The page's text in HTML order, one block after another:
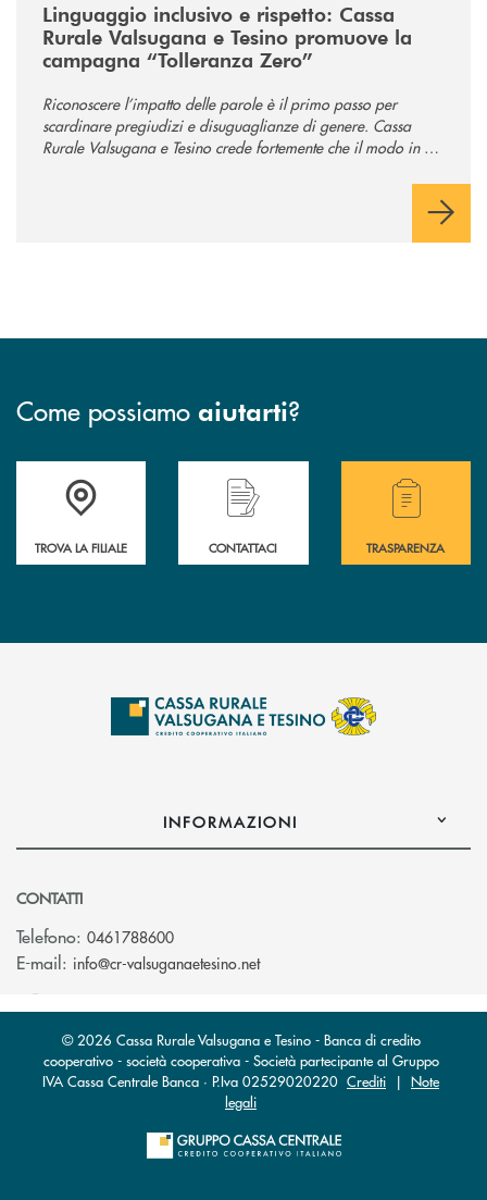
Linguaggio inclusivo e rispetto: Cassa
Rurale Valsugana e Tesino promuove la
campagna “Tolleranza Zero”
Riconoscere l’impatto delle parole è il primo passo per
scardinare pregiudizi e disuguaglianze di genere. Cassa
Rurale Valsugana e Tesino crede fortemente che il modo in cui
Come possiamo aiutarti?
Accedi all' elenco completo delle filiali .
TROVA LA FILIALE
Hai bisogno di assistenza immediata?
CONTATTACI
Hai bisogno di
TRASPARENZA
INFORMAZIONI
CONTATTI
Telefono: 0461788600
E-mail: info@cr-valsuganaetesino.net(si apre l’app di posta
© 2026 Cassa Rurale Valsugana e Tesino - Banca di credito
cooperativo - società cooperativa - Società partecipante al Gruppo
IVA Cassa Centrale Banca · P.Iva 02529020220 Crediti | Note
legali